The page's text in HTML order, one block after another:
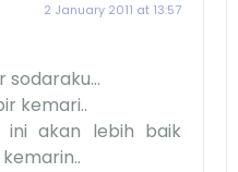
2 January 2011 at 13:57
kemari..
ini akan lebih baik